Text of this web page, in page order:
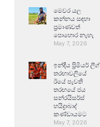
මෙවර යල
කන්නය සඳහා
ප්‍රමාණවත්
පොහොර නැහැ
May 7, 2026
ඉන්දීය ප්‍රිමියර් ලීග්
තරඟාවලියේ
ඊයේ පැවති
තරඟයේ ජය
සන්රයිසර්ස්
හයිද්‍රාබාද්
කණ්ඩායමට
May 7, 2026